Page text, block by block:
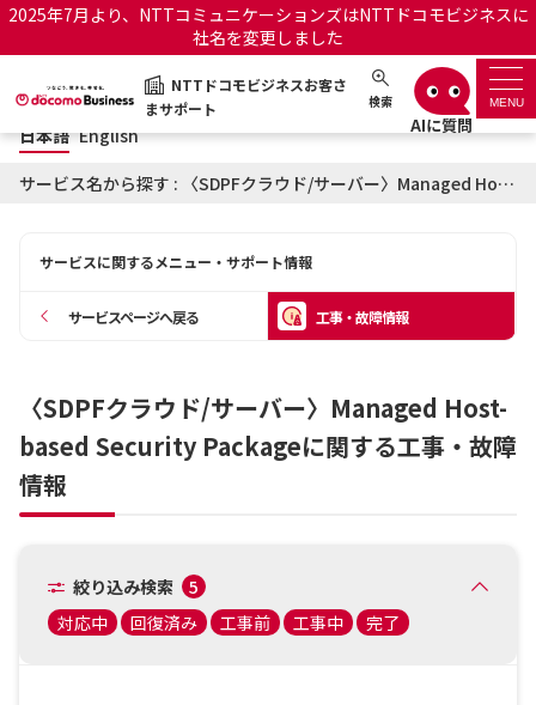
2025年7月より、NTTコミュニケーションズはNTTドコモビジネスに
社名を変更しました
NTTドコモビジネスお客さ
まサポート
検索 MENU
NTTドコモビジネスお客さまサポート 日本語 English
サポートトップ
OCNのお客さまはこちら
工事・故障情報通知サー
ビス
日本語 English
サービス名から探す : 〈SDPFクラウド/サーバー〉Managed Host-based Security Packageに関する工事・故障情報
サービスに関するメニュー・サポート情報
サービスページへ戻る 工事・故障情報
〈SDPFクラウド/サーバー〉Managed Host-
based Security Packageに関する工事・故障
情報
絞り込み検索
5
対応中
回復済み 工事前 工事中 完了